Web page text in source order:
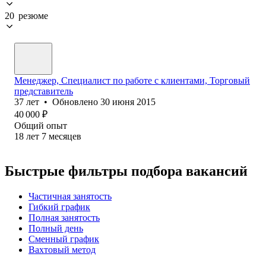
20 резюме
Менеджер, Специалист по работе с клиентами, Торговый
представитель
37 лет • Обновлено 30 июня 2015
40 000 ₽
Общий опыт
18 лет 7 месяцев
Быстрые фильтры подбора вакансий
Частичная занятость
Гибкий график
Полная занятость
Полный день
Сменный график
Вахтовый метод